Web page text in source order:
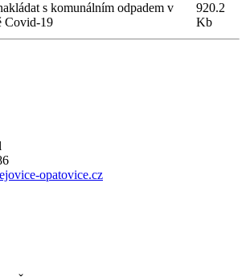
s komunálním odpadem v
Covid-19
920.2
Kb
opatovice.cz